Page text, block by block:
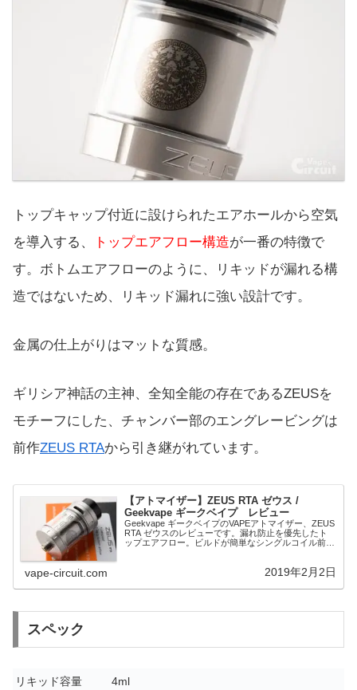
トップキャップ付近に設けられたエアホールから空気
を導入する、
トップエアフロー構造が一番の特徴で
す。ボトムエアフローのように、リキッドが漏れる構
造ではないため、リキッド漏れに強い設計です。
金属の仕上がりはマットな質感。
ギリシア神話の主神、全知全能の存在であるZEUSを
モチーフにした、チャンバー部のエングレービングは
前作ZEUS RTAから引き継がれています。
【アトマイザー】ZEUS RTA ゼウス /
Geekvape ギークベイプ レビュー
Geekvape ギークベイプのVAPEアトマイザー、ZEUS
RTA ゼウスのレビューです。漏れ防止を優先したト
ップエアフロー。ビルドが簡単なシングルコイル前提
vape-circuit.com 2019年2月2日
スペック
リキッド容量 4ml